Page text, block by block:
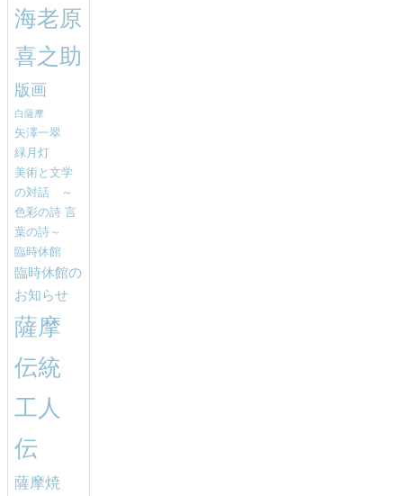
海老原
喜之助
版画
白薩摩
矢澤一翠
緑月灯
美術と文学
の対話 ～
色彩の詩 言
葉の詩～
臨時休館
臨時休館の
お知らせ
薩摩
伝統
工人
伝
薩摩焼